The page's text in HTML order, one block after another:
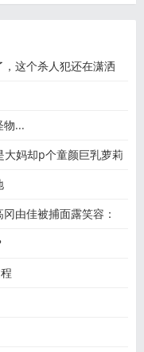
这个杀人犯还在潇洒
物...
大妈却p个童颜巨乳萝莉
由佳被捕面露笑容：